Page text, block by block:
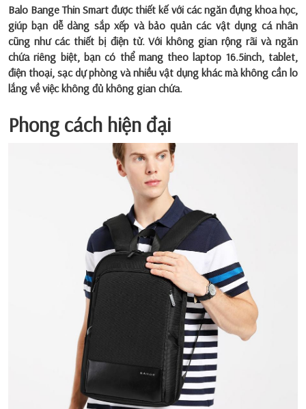
Balo Bange Thin Smart được thiết kế với các ngăn đựng khoa học,
giúp bạn dễ dàng sắp xếp và bảo quản các vật dụng cá nhân
cũng như các thiết bị điện tử. Với không gian rộng rãi và ngăn
chứa riêng biệt, bạn có thể mang theo laptop 16.5inch, tablet,
điện thoại, sạc dự phòng và nhiều vật dụng khác mà không cần lo
lắng về việc không đủ không gian chứa.
Phong cách hiện đại